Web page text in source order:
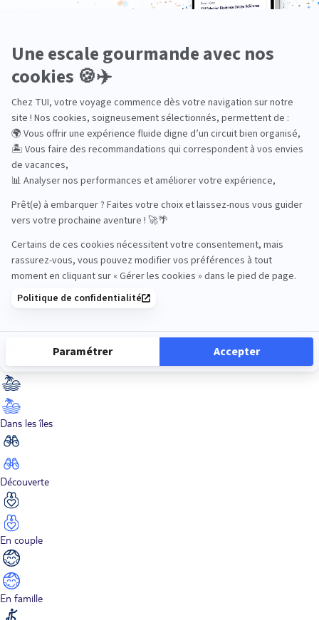
Bien-être
Circuits privés
City Trips
Culture
Dans les îles
Découverte
En couple
En famille